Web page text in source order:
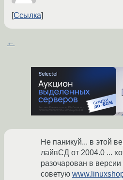
Ссылка
←
Не паникуй... в этой
лайвСД от 2004.0 ...
разочарован в
советую